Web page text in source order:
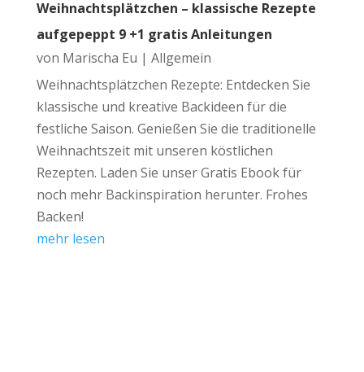
Weihnachtsplätzchen – klassische Rezepte
aufgepeppt 9 +1 gratis Anleitungen
von Marischa Eu | Allgemein
Weihnachtsplätzchen Rezepte: Entdecken Sie
klassische und kreative Backideen für die
festliche Saison. Genießen Sie die traditionelle
Weihnachtszeit mit unseren köstlichen
Rezepten. Laden Sie unser Gratis Ebook für
noch mehr Backinspiration herunter. Frohes
Backen!
mehr lesen